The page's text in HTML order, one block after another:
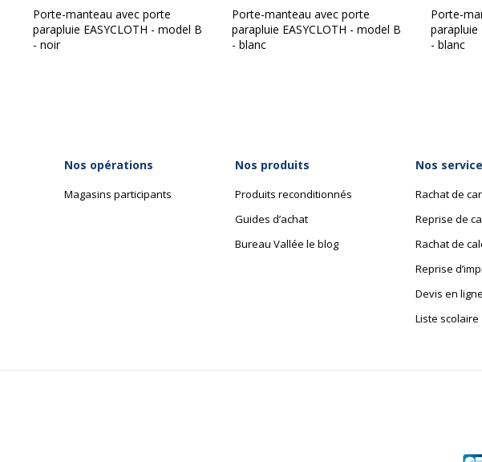
Type d'installation Sur pied
Divers
Divers
Composants
2 x crochet - plaqué chrome
8 x crochet - hêtre
Porte-manteau avec porte
parapluie EASYCLOTH - model B
- noir
Porte-manteau avec porte
parapluie EASYCLOTH - model B
- blanc
Porte-
parapluie
- blanc
Nos opérations
Magasins participants
Nos produits
Produits reconditionnés
Guides d’achat
Bureau Vallée le blog
Nos
Rachat de
Reprise de
Rachat de
Reprise
Devis en ligne
Liste scolaire